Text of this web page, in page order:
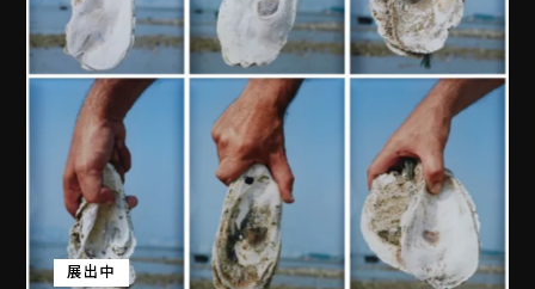
展出中